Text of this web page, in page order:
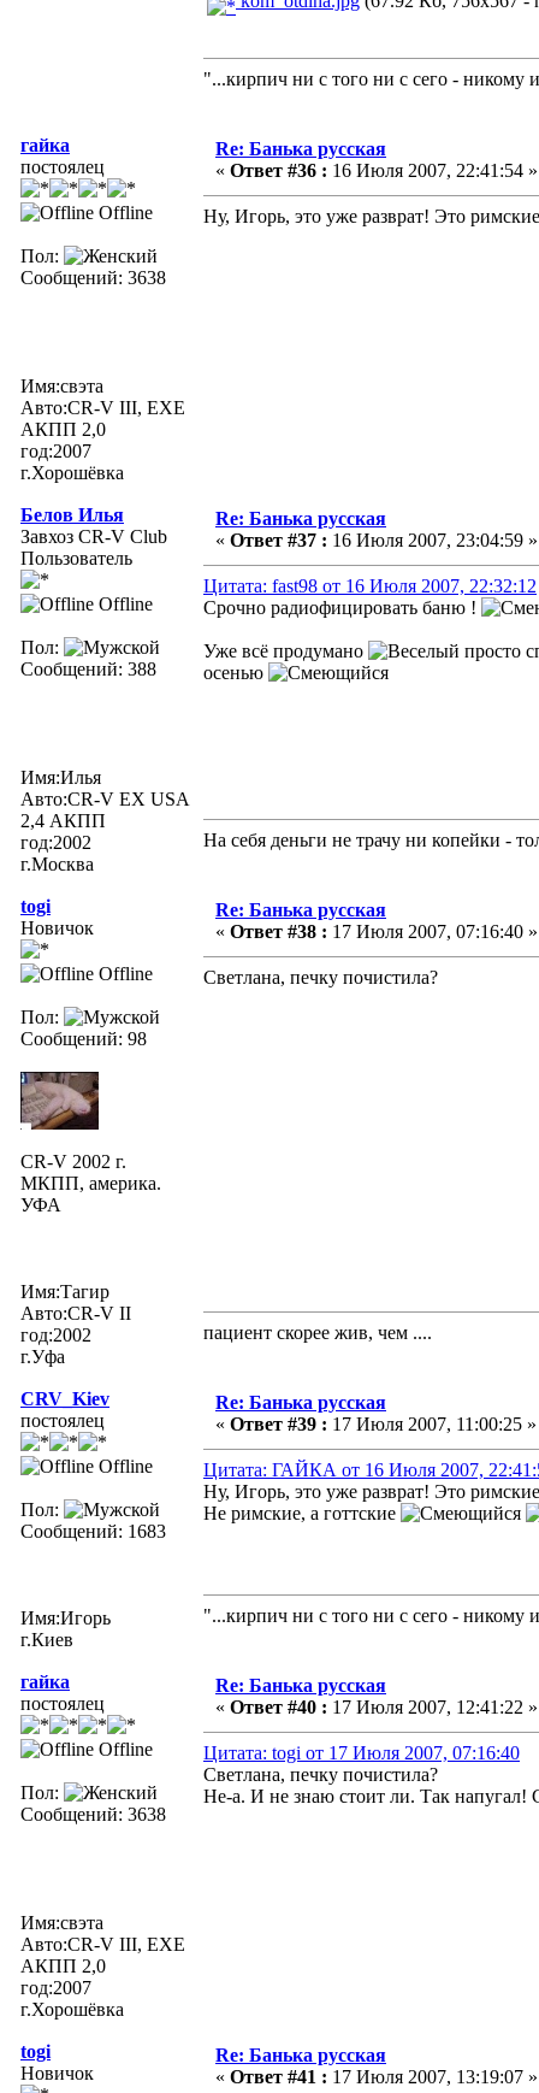
"...кирпич ни с того ни с сего - никому
гайка
постоялец
Offline
Пол:
Сообщений: 3638
Имя:свэта
Авто:CR-V III, EXE
АКПП 2,0
год:2007
г.Хорошёвка
Re: Банька русская
« Ответ #36 : 16 Июля 2007, 22:41:54 »
Ну, Игорь, это уже разврат! Это
Белов Илья
Завхоз CR-V Club
Пользователь
Offline
Пол:
Сообщений: 388
Имя:Илья
Авто:CR-V EX USA
2,4 АКПП
год:2002
г.Москва
Re: Банька русская
« Ответ #37 : 16 Июля 2007, 23:04:59 »
Цитата: fast98 от 16 Июля 2007, 22:32:12
Срочно радиофицировать баню !
Уже всё продумано
просто
осенью
На себя деньги не трачу ни копейки -
togi
Новичок
Offline
Пол:
Сообщений: 98
CR-V 2002 г.
МКПП, америка.
УФА
Имя:Тагир
Авто:CR-V II
год:2002
г.Уфа
Re: Банька русская
« Ответ #38 : 17 Июля 2007, 07:16:40 »
Светлана, печку почистила?
пациент скорее жив, чем ....
CRV_Kiev
постоялец
Offline
Пол:
Сообщений: 1683
Имя:Игорь
г.Киев
Re: Банька русская
« Ответ #39 : 17 Июля 2007, 11:00:25 »
Цитата: ГАЙКА от 16 Июля 2007,
Ну, Игорь, это уже разврат! Это
Не римские, а готтские
"...кирпич ни с того ни с сего - никому
гайка
постоялец
Offline
Пол:
Сообщений: 3638
Имя:свэта
Авто:CR-V III, EXE
АКПП 2,0
год:2007
г.Хорошёвка
Re: Банька русская
« Ответ #40 : 17 Июля 2007, 12:41:22 »
Цитата: togi от 17 Июля 2007, 07:16:40
Светлана, печку почистила?
Не-а. И не знаю стоит ли. Так напугал!
togi
Новичок
Re: Банька русская
« Ответ #41 : 17 Июля 2007, 13:19:07 »